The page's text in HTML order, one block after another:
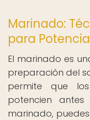
Marinado:
para
El marinado es
preparación del
permite que
potencien
marinado,